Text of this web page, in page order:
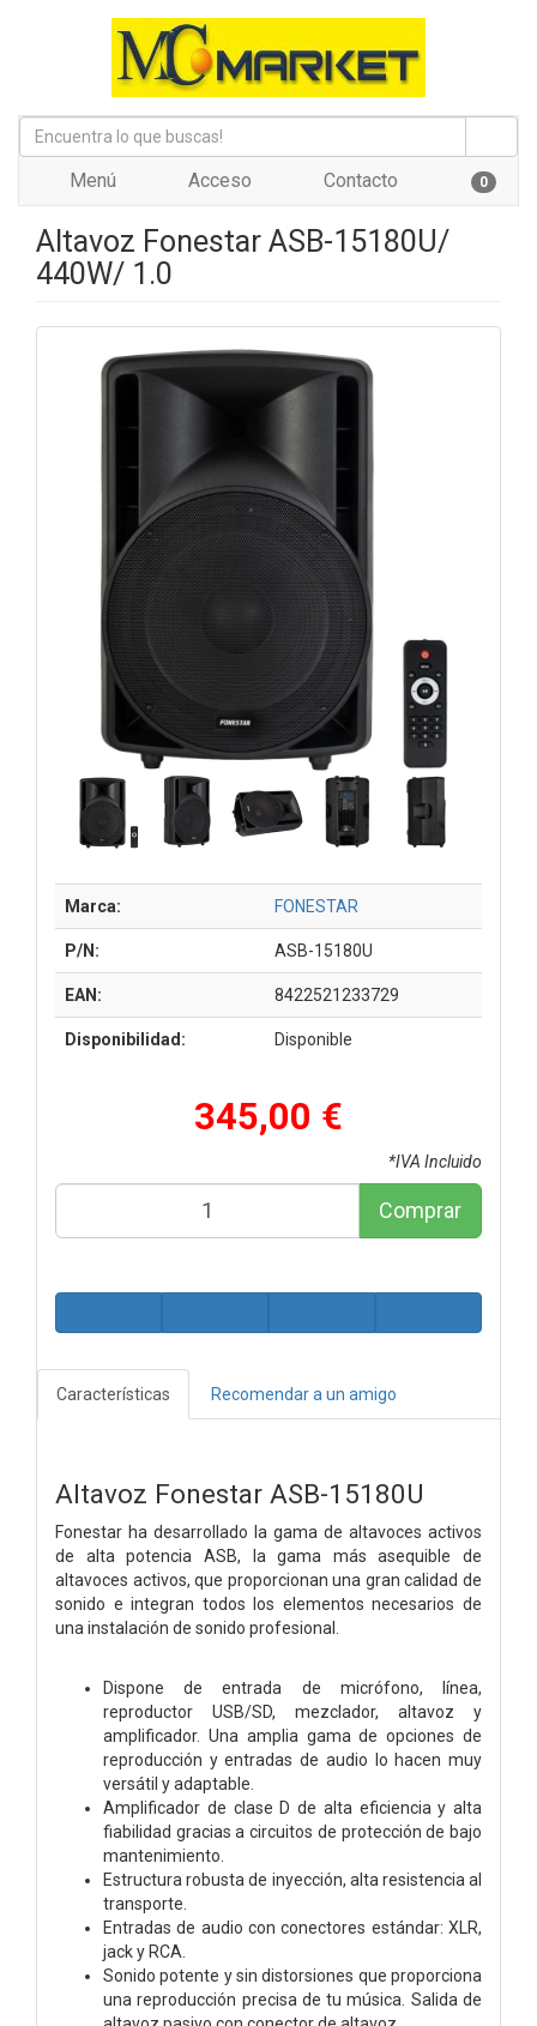
Menú Acceso Contacto 0
Altavoz Fonestar ASB-15180U/
440W/ 1.0
Marca: FONESTAR
P/N: ASB-15180U
EAN: 8422521233729
Disponibilidad: Disponible
345,00 €
*IVA Incluido
Comprar
Características Recomendar a un amigo
Altavoz Fonestar ASB-15180U
Fonestar ha desarrollado la gama de altavoces activos
de alta potencia ASB, la gama más asequible de
altavoces activos, que proporcionan una gran calidad de
sonido e integran todos los elementos necesarios de
una instalación de sonido profesional.
Dispone de entrada de micrófono, línea,
reproductor USB/SD, mezclador, altavoz y
amplificador. Una amplia gama de opciones de
reproducción y entradas de audio lo hacen muy
versátil y adaptable.
Amplificador de clase D de alta eficiencia y alta
fiabilidad gracias a circuitos de protección de bajo
mantenimiento.
Estructura robusta de inyección, alta resistencia al
transporte.
Entradas de audio con conectores estándar: XLR,
jack y RCA.
Sonido potente y sin distorsiones que proporciona
una reproducción precisa de tu música. Salida de